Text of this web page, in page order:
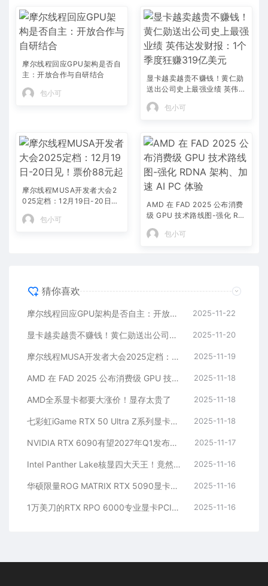
摩尔线程回应GPU架构是否自
主：开放合作与自研结合
包小可
显卡越卖越贵不赚钱！黄仁勋
送出公司史上最强业绩 英伟达
发财报：1个季度狂赚319亿
美元
包小可
摩尔线程MUSA开发者大会2
025定档：12月19日-20日
见！票价88元起
包小可
AMD 在 FAD 2025 公布消费
级 GPU 技术路线图-强化 RD
NA 架构、加速 AI PC 体验
包小可
猜你喜欢
摩尔线程回应GPU架构是否自主：开放合作与自研结合 2025-11-22
显卡越卖越贵不赚钱！黄仁勋送出公司史上最强业绩 英伟达发财报：1个季度狂赚319亿美元 2025-11-20
摩尔线程MUSA开发者大会2025定档：12月19日-20日见！票价88元起 2025-11-19
AMD 在 FAD 2025 公布消费级 GPU 技术路线图-强化 RDNA 架构、加速 AI PC 体验 2025-11-18
AMD全系显卡都要大涨价！显存太贵了 2025-11-18
七彩虹iGame RTX 50 Ultra Z系列显卡首发2749元起：隐藏式无线供电设计 2025-11-18
NVIDIA RTX 6090有望2027年Q1发布！但还要看RTX 50 Super 2025-11-17
Intel Panther Lake核显四大天王！竟然有掌机专供 2025-11-16
华硕限量ROG MATRIX RTX 5090显卡上架：溢价足足一倍 2025-11-16
1万美刀的RTX RPO 6000专业显卡PCIe接口损坏变砖！维修几率为零 2025-11-16